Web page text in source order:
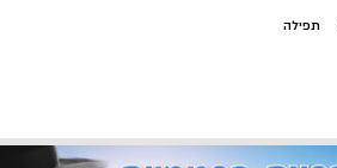
תפילה